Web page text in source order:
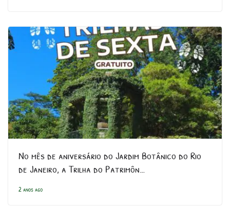
No mês de aniversário do Jardim Botânico do Rio
de Janeiro, a Trilha do Patrimôn…
2 anos ago